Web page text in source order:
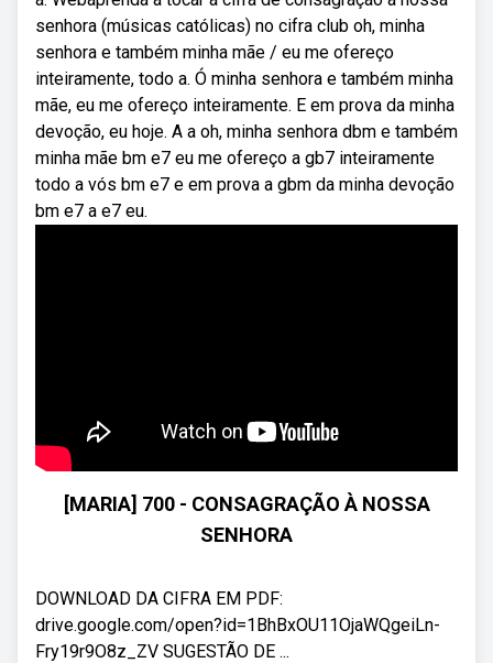
senhora (músicas católicas) no cifra club oh, minha
senhora e também minha mãe / eu me ofereço
inteiramente, todo a. Ó minha senhora e também minha
mãe, eu me ofereço inteiramente. E em prova da minha
devoção, eu hoje. A a oh, minha senhora dbm e também
minha mãe bm e7 eu me ofereço a gb7 inteiramente
todo a vós bm e7 e em prova a gbm da minha devoção
bm e7 a e7 eu.
[MARIA] 700 - CONSAGRAÇÃO À NOSSA
SENHORA
DOWNLOAD DA CIFRA EM PDF:
drive.google.com/open?id=1BhBxOU11OjaWQgeiLn-
Fry19r9O8z_ZV SUGESTÃO DE ...